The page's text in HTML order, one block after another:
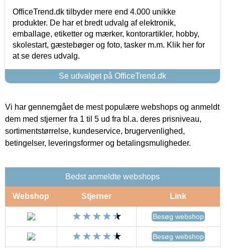
OfficeTrend.dk tilbyder mere end 4.000 unikke
produkter. De har et bredt udvalg af elektronik,
emballage, etiketter og mærker, kontorartikler, hobby,
skolestart, gæstebøger og foto, tasker m.m. Klik her for
at se deres udvalg.
Se udvalget på OfficeTrend.dk
Vi har gennemgået de mest populære webshops og anmeldt
dem med stjerner fra 1 til 5 ud fra bl.a. deres prisniveau,
sortimentstørrelse, kundeservice, brugervenlighed,
betingelser, leveringsformer og betalingsmuligheder.
Bedst anmeldte webshops
Webshop Stjerner Link
Besøg webshop
Besøg webshop